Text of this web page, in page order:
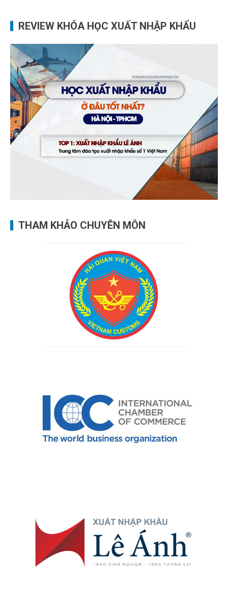
REVIEW KHÓA HỌC XUẤT NHẬP KHẨU
THAM KHẢO CHUYÊN MÔN